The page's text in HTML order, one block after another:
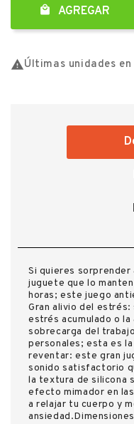
 AGREGAR
Últimas unidades
Si quieres
juguete que lo
horas; este juego
Gran alivio del
estrés acumulado o la
sobrecarga del
personales; esta es
reventar: este gran
sonido satisfactorio
la textura de silicona
efecto mimador en
a relajar tu cuerpo y